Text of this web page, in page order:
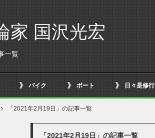
家 国沢光宏
一覧
バイク ボート 日々是修行
「2021年2月19日」の記事一覧
「2021年2月19日」の記事一覧